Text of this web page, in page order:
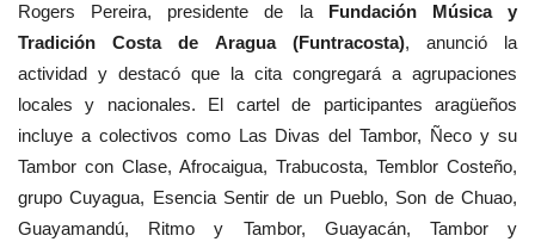
Rogers Pereira, presidente de la Fundación Música y
Tradición Costa de Aragua (Funtracosta), anunció la
actividad y destacó que la cita congregará a agrupaciones
locales y nacionales. El cartel de participantes aragüeños
incluye a colectivos como Las Divas del Tambor, Ñeco y su
Tambor con Clase, Afrocaigua, Trabucosta, Temblor Costeño,
grupo Cuyagua, Esencia Sentir de un Pueblo, Son de Chuao,
Guayamandú, Ritmo y Tambor, Guayacán, Tambor y